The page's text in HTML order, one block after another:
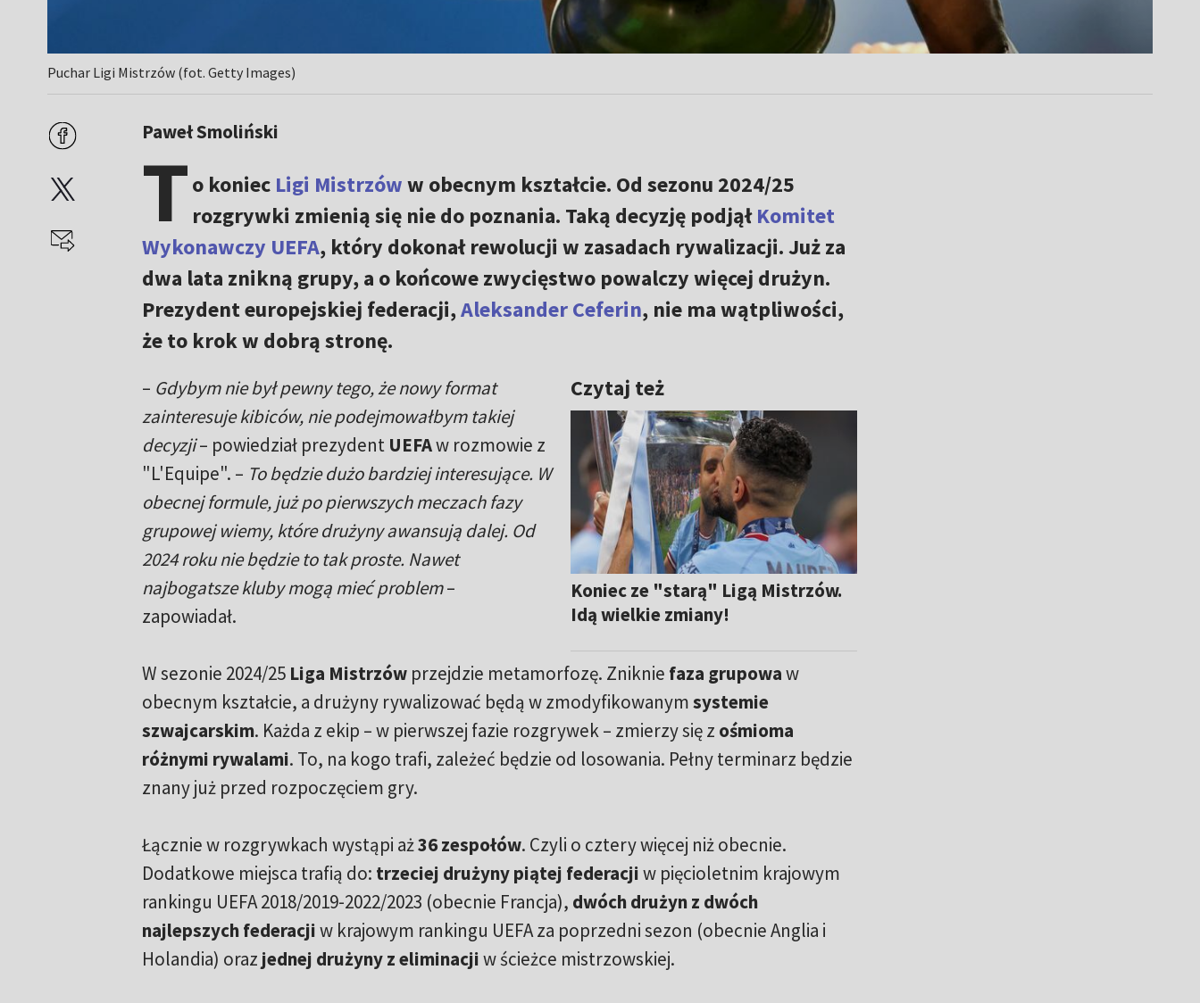
Puchar Ligi Mistrzów (fot. Getty Images)
Paweł Smoliński
To koniec Ligi Mistrzóww obecnym kształcie. Od sezonu 2024/25
rozgrywki zmienią się nie do poznania. Taką decyzję podjąłKomitet
Wykonawczy UEFA, który dokonał rewolucji w zasadach rywalizacji. Już za
dwa lata znikną grupy, a o końcowe zwycięstwo powalczy więcej drużyn.
Prezydent europejskiej federacji,Aleksander Ceferin, nie ma wątpliwości,
że to krok w dobrą stronę.
Czytaj też
Koniec ze "starą" Ligą Mistrzów.
Idą wielkie zmiany!
– Gdybym nie był pewny tego, że nowy format
zainteresuje kibiców, nie podejmowałbym takiej
decyzji– powiedział prezydent UEFAw rozmowie z
"L'Equipe". – To będzie dużo bardziej interesujące. W
obecnej formule, już po pierwszych meczach fazy
grupowej wiemy, które drużyny awansują dalej. Od
2024 roku nie będzie to tak proste. Nawet
najbogatsze kluby mogą mieć problem–
zapowiadał.
W sezonie 2024/25 Liga Mistrzówprzejdzie metamorfozę. Zniknie faza grupowaw
obecnym kształcie, a drużyny rywalizować będą w zmodyfikowanymsystemie
szwajcarskim. Każda z ekip – w pierwszej fazie rozgrywek – zmierzy się z ośmioma
różnymi rywalami. To, na kogo trafi, zależeć będzie od losowania. Pełny terminarz będzie
znany już przed rozpoczęciem gry.
Łącznie w rozgrywkach wystąpi aż36 zespołów. Czyli o cztery więcej niż obecnie.
Dodatkowe miejsca trafią do: trzeciej drużyny piątej federacjiw pięcioletnim krajowym
rankingu UEFA 2018/2019-2022/2023 (obecnie Francja), dwóch drużyn z dwóch
najlepszych federacjiw krajowym rankingu UEFA za poprzedni sezon (obecnie Anglia i
Holandia) oraz jednej drużyny z eliminacjiw ścieżce mistrzowskiej.